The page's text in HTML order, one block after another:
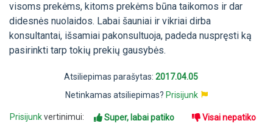
visoms prekėms, kitoms prekėms būna taikomos ir dar
didesnės nuolaidos. Labai šauniai ir vikriai dirba
konsultantai, išsamiai pakonsultuoja, padeda nuspręsti ką
pasirinkti tarp tokių prekių gausybės.
Atsiliepimas parašytas: 2017.04.05
Netinkamas atsiliepimas? Prisijunk
Prisijunkvertinimui: Super, labai patiko Visai nepatiko